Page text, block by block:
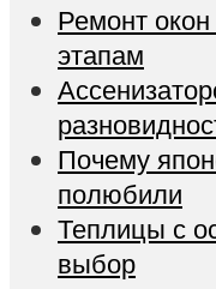
Ремонт
этапам
Почему
полюбили
Теплицы с
выбор